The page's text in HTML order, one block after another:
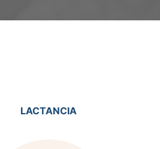
LACTANCIA